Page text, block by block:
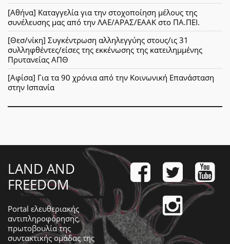
[Αθήνα] Καταγγελία για την στοχοποίηση μέλους της
συνέλευσης μας από την ΛΑΕ/ΑΡΑΣ/ΕΑΑΚ στο ΠΑ.ΠΕΙ.
[Θεσ/νίκη] Συγκέντρωση αλληλεγγύης στους/ις 31
συλληφθέντες/είσες της εκκένωσης της κατειλημμένης
Πρυτανείας ΑΠΘ
[Αφίσα] Για τα 90 χρόνια από την Κοινωνική Επανάσταση
στην Ισπανία
LAND AND
FREEDOM
Portal ελευθεριακής
αντιπληροφόρησης,
πρωτοβουλία της
συντακτικής ομάδας της